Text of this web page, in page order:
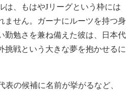
は、もはやJリーグという枠には
ません。ガーナにルーツを持つ身
勤勉さを兼ね備えた彼は、日本代
挑戦という大きな夢を抱かせるに
の候補に名前が挙がるなど、